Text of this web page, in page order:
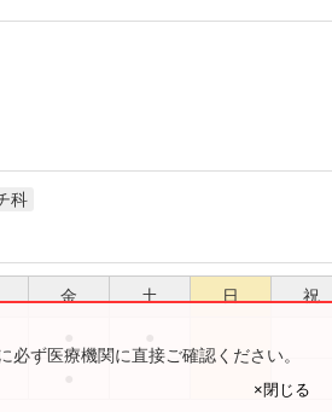
科
金 土 日 祝
ず医療機関に直接ご確認ください。
×閉じる